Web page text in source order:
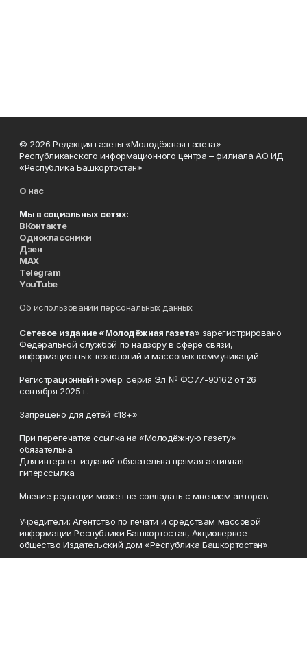
© 2026 Редакция газеты «Молодёжная газета»
Республиканского информационного центра – филиала АО ИД
«Республика Башкортостан»
О нас
Мы в социальных сетях:
ВКонтакте
Одноклассники
Дзен
MAX
Telegram
YouTube
Об использовании персональных данных
Сетевое издание «Молодёжная газета» зарегистрировано
Федеральной службой по надзору в сфере связи,
информационных технологий и массовых коммуникаций
Регистрационный номер: серия Эл № ФС77-90162 от 26
сентября 2025 г.
Запрещено для детей «18+»
При перепечатке ссылка на «Молодёжную газету»
обязательна.
Для интернет-изданий обязательна прямая активная
гиперссылка.
Мнение редакции может не совпадать с мнением авторов.
Учредители: Агентство по печати и средствам массовой
информации Республики Башкортостан, Акционерное
общество Издательский дом «Республика Башкортостан».